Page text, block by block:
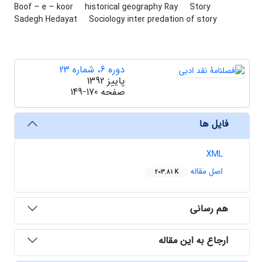
Boof – e – koor historical geography Ray
Story
Sadegh Hedayat
Sociology inter predation of story
دوره 6، شماره 23
پاییز 1392
صفحه 149-170
فایل ها
XML
اصل مقاله
203.81 K
هم رسانی
ارجاع به این مقاله